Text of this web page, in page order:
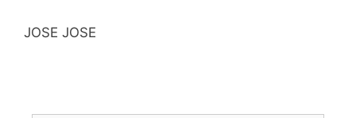
JOSE JOSE